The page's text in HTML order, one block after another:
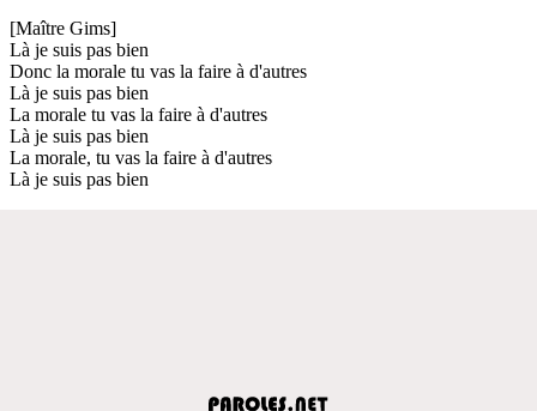
[Maître Gims]
Là je suis pas bien
Donc la morale tu vas la faire à d'autres
Là je suis pas bien
La morale tu vas la faire à d'autres
Là je suis pas bien
La morale, tu vas la faire à d'autres
Là je suis pas bien